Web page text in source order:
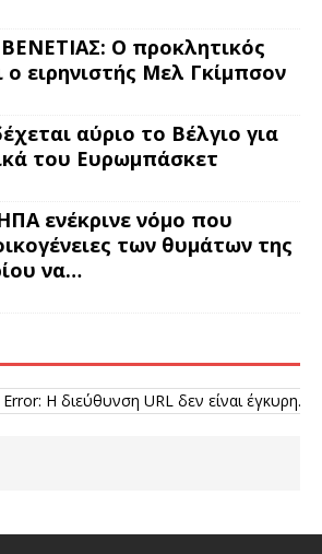
Ο προκλητικός
ο ειρηνιστής Μελ Γκίμπσον
αύριο το Βέλγιο για
του Ευρωμπάσκετ
ενέκρινε νόμο που
των θυμάτων της
να…
Η διεύθυνση URL δεν είναι έγκυρη.